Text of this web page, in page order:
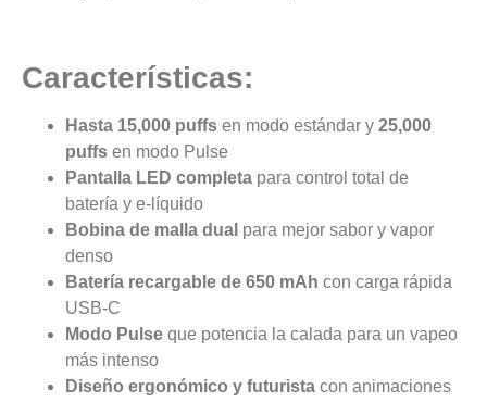
Características:
Hasta 15,000 puffs en modo estándar y 25,000
puffs en modo Pulse
Pantalla LED completa para control total de
batería y e-líquido
Bobina de malla dual para mejor sabor y vapor
denso
Batería recargable de 650 mAh con carga rápida
USB-C
Modo Pulse que potencia la calada para un vapeo
más intenso
Diseño ergonómico y futurista con animaciones